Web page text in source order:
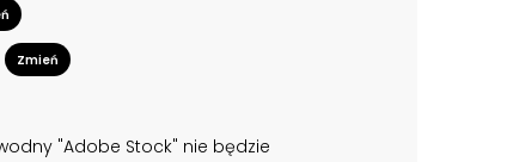
Zmień
"Adobe Stock" nie będzie